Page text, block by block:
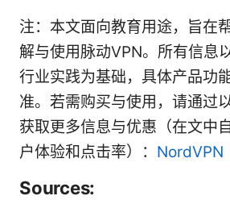
注：本文面向教育用途，旨在
解与使用脉动VPN。所有信息
行业实践为基础，具体产品功
准。若需购买与使用，请通过
获取更多信息与优惠（在文中
户体验和点击率）： NordVPN
Sources: